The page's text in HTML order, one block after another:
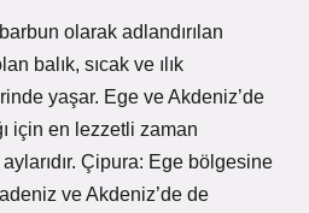
olarak adlandırılan
balık, sıcak ve ılık
yaşar. Ege ve Akdeniz’de
için en lezzetli zaman
Çipura: Ege bölgesine
ve Akdeniz’de de